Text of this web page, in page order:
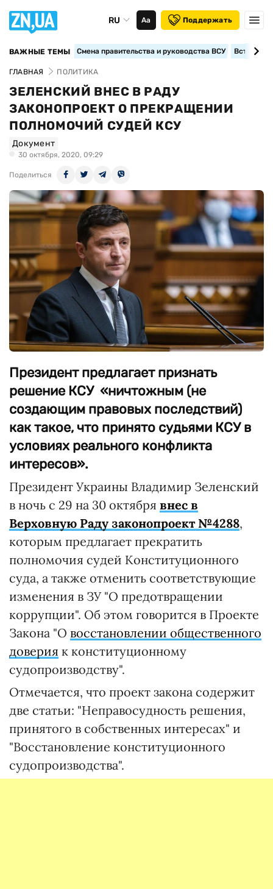
RU Аа Поддержать
ВАЖНЫЕ ТЕМЫ Смена правительства и руководства ВСУ
ГЛАВНАЯ ПОЛИТИКА
ЗЕЛЕНСКИЙ ВНЕС В РАДУ
ЗАКОНОПРОЕКТ О ПРЕКРАЩЕНИИ
ПОЛНОМОЧИЙ СУДЕЙ КСУ
Документ
30 октября, 2020, 09:29
Поделиться
Президент предлагает признать
решение КСУ «ничтожным (не
создающим правовых последствий)
как такое, что принято судьями КСУ в
условиях реального конфликта
интересов».
Президент Украины Владимир Зеленский
в ночь с 29 на 30 октября внес в
Верховную Раду законопроект №4288,
которым предлагает прекратить
полномочия судей Конституционного
суда, а также отменить соответствующие
изменения в ЗУ "О предотвращении
коррупции". Об этом говорится в Проекте
Закона "О восстановлении общественного
доверия к конституционному
судопроизводству".
Отмечается, что проект закона содержит
две статьи: "Неправосудность решения,
принятого в собственных интересах" и
"Восстановление конституционного
судопроизводства".